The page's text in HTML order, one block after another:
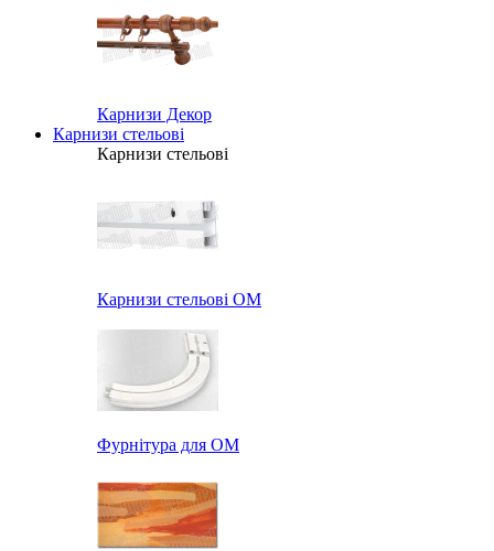
Карнизи Декор
Карнизи стельові
Карнизи стельові
Карнизи стельові ОМ
Фурнітура для ОМ